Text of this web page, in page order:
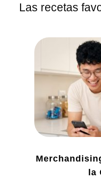
Las recetas
la